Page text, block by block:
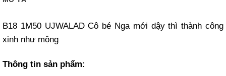
B18 1M50 UJWALAD Cô bé Nga mới dậy thì thành công
xinh như mộng
Thông tin sản phẩm: